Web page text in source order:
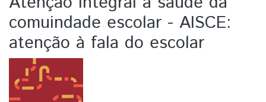
comuindade escolar - AISCE:
atenção à fala do escolar